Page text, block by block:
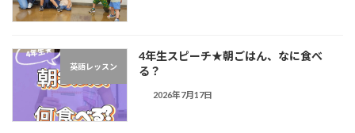
英語レッスン
4年生スピーチ★朝ごはん、なに食べ
る？
2026年7月17日